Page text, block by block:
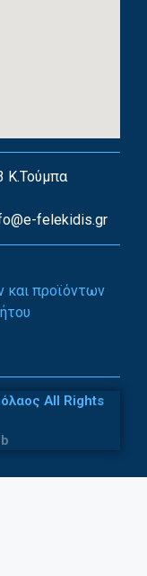
Κ.Τούμπα
felekidis.gr
και προϊόντων
All Rights